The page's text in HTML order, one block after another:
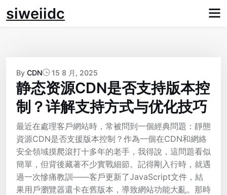
Skip
tosiweiidc
By CDN 15 8 月, 2025
静态资源CDN是否支持版本控
制？详解支持方式与优化技巧
最近在處理客戶網站時，常被問到一個經典問題：靜態
資源CDN是否支援版本控制？作為一個在CDN和網絡
安全領域摸爬滾打十多年的老手，我得說，這問題看似
簡單，但背後藏著不少實戰細節。記得剛入行時，就遇
過一次慘痛教訓——客戶更新了JavaScript文件，結
果用戶瀏覽器還卡在舊版本，導致網站功能大亂。那時